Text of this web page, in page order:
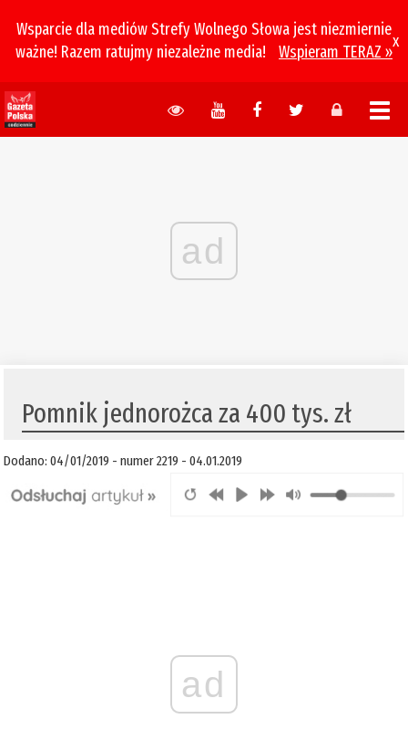
Wsparcie dla mediów Strefy Wolnego Słowa jest niezmiernie
ważne! Razem ratujmy niezależne media!
Wspieram TERAZ »
x
ad
Pomnik jednorożca za 400 tys. zł
Dodano: 04/01/2019 - numer 2219 - 04.01.2019
ad